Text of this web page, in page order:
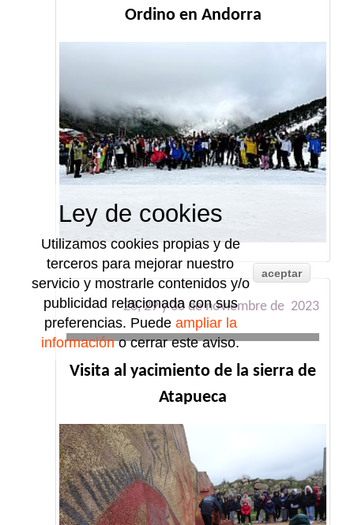
Ordino en Andorra
28, 29 y 30 de noviembre de 2023
Visita al yacimiento de la sierra de
Atapueca
Ley de cookies
Utilizamos cookies propias y de
terceros para mejorar nuestro
servicio y mostrarle contenidos y/o
publicidad relacionada con sus
preferencias. Puede ampliar la
informacióno cerrar este aviso.
aceptar